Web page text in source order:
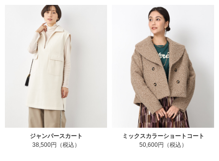
ジャンパースカート
38,500円（税込）
ミックスカラーショートコート
50,600円（税込）